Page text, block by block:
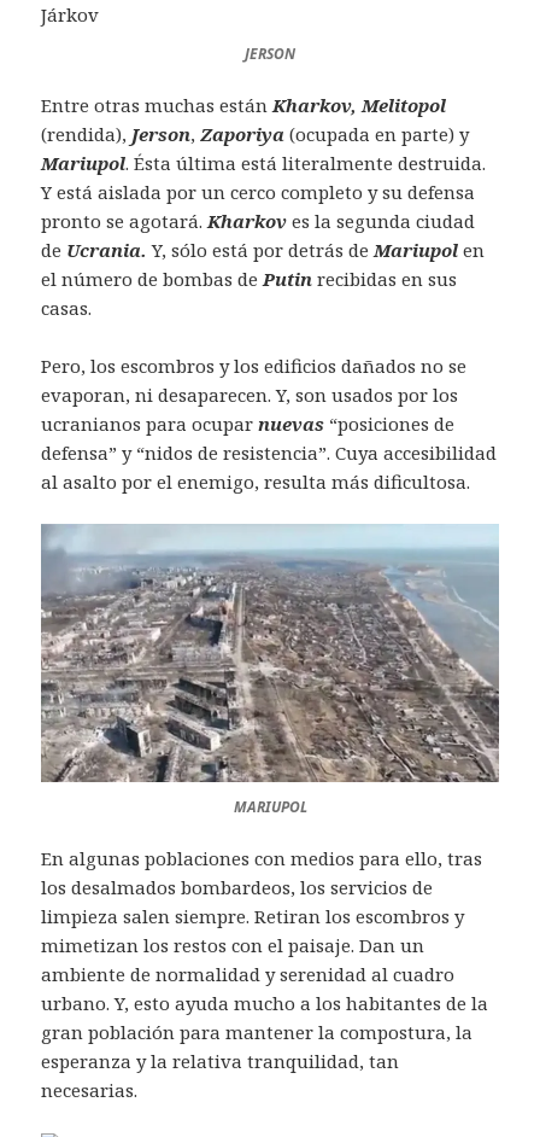
JERSON
Entre otras muchas están Kharkov, Melitopol
(rendida), Jerson,Zaporiya (ocupada en parte) y
Mariupol. Ésta última está literalmente destruida.
Y está aislada por un cerco completo y su defensa
pronto se agotará. Kharkov es la segunda ciudad
de Ucrania. Y, sólo está por detrás de Mariupol en
el número de bombas de Putin recibidas en sus
casas.
Pero, los escombros y los edificios dañados no se
evaporan, ni desaparecen. Y, son usados por los
ucranianos para ocuparnuevas “posiciones de
defensa” y “nidos de resistencia”. Cuya accesibilidad
al asalto por el enemigo, resulta más dificultosa.
MARIUPOL
En algunas poblaciones con medios para ello, tras
los desalmados bombardeos, los servicios de
limpieza salen siempre. Retiran los escombros y
mimetizan los restos con el paisaje. Dan un
ambiente de normalidad y serenidad al cuadro
urbano. Y, esto ayuda mucho a los habitantes de la
gran población para mantener la compostura, la
esperanza y la relativa tranquilidad, tan
necesarias.